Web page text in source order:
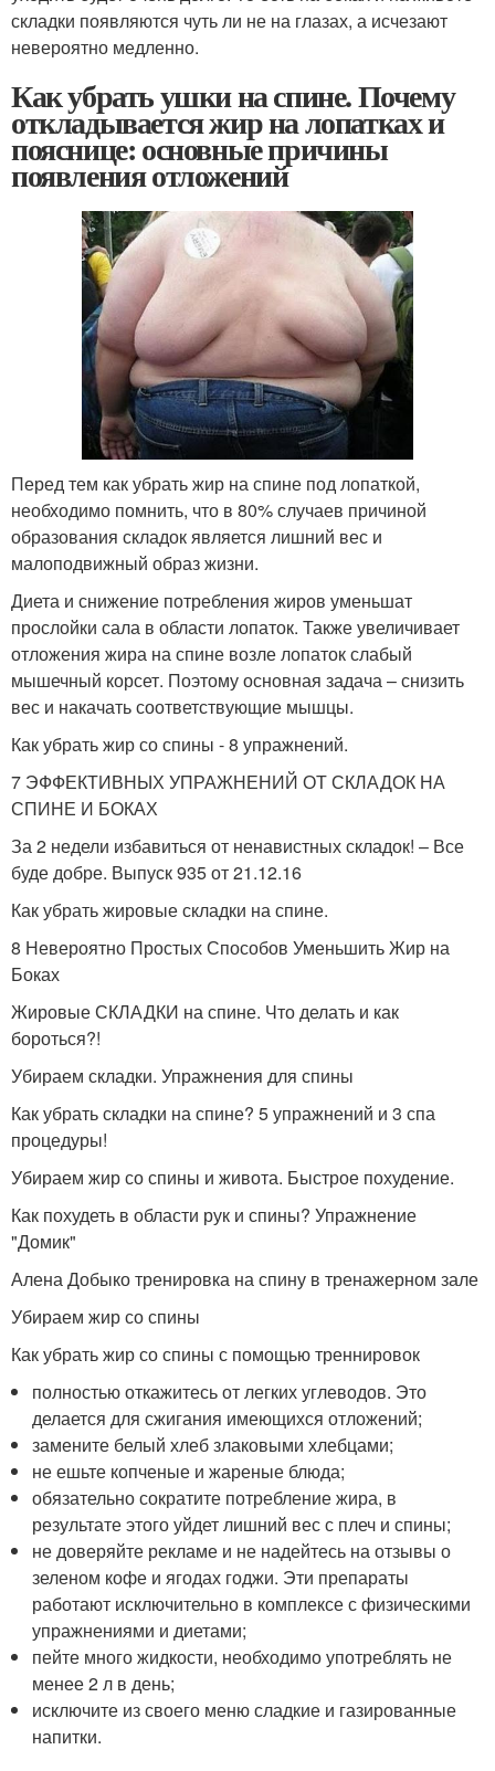
складки появляются чуть ли не на глазах, а исчезают
невероятно медленно.
Как убрать ушки на спине. Почему
откладывается жир на лопатках и
пояснице: основные причины
появления отложений
Перед тем как убрать жир на спине под лопаткой,
необходимо помнить, что в 80% случаев причиной
образования складок является лишний вес и
малоподвижный образ жизни.
Диета и снижение потребления жиров уменьшат
прослойки сала в области лопаток. Также увеличивает
отложения жира на спине возле лопаток слабый
мышечный корсет. Поэтому основная задача – снизить
вес и накачать соответствующие мышцы.
Как убрать жир со спины - 8 упражнений.
7 ЭФФЕКТИВНЫХ УПРАЖНЕНИЙ ОТ СКЛАДОК НА
СПИНЕ И БОКАХ
За 2 недели избавиться от ненавистных складок! – Все
буде добре. Выпуск 935 от 21.12.16
Как убрать жировые складки на спине.
8 Невероятно Простых Способов Уменьшить Жир на
Боках
Жировые СКЛАДКИ на спине. Что делать и как
бороться?!
Убираем складки. Упражнения для спины
Как убрать складки на спине? 5 упражнений и 3 спа
процедуры!
Убираем жир со спины и живота. Быстрое похудение.
Как похудеть в области рук и спины? Упражнение
"Домик"
Алена Добыко тренировка на спину в тренажерном зале
Убираем жир со спины
Как убрать жир со спины с помощью треннировок
полностью откажитесь от легких углеводов. Это
делается для сжигания имеющихся отложений;
замените белый хлеб злаковыми хлебцами;
не ешьте копченые и жареные блюда;
обязательно сократите потребление жира, в
результате этого уйдет лишний вес с плеч и спины;
не доверяйте рекламе и не надейтесь на отзывы о
зеленом кофе и ягодах годжи. Эти препараты
работают исключительно в комплексе с физическими
упражнениями и диетами;
пейте много жидкости, необходимо употреблять не
менее 2 л в день;
исключите из своего меню сладкие и газированные
напитки.